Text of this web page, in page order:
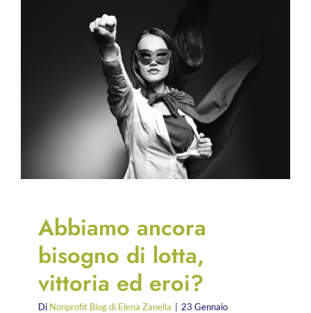
Abbiamo ancora
bisogno di lotta,
vittoria ed eroi?
Di Nonprofit Blog di Elena Zanella
23 Gennaio